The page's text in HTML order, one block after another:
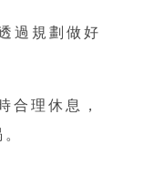
過規劃做好
合理休息，